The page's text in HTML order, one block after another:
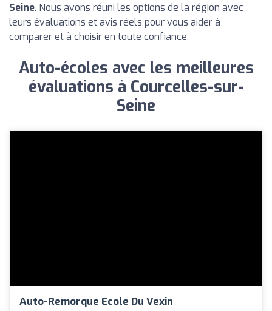
Seine. Nous avons réuni les options de la région avec
leurs évaluations et avis réels pour vous aider à
comparer et à choisir en toute confiance.
Auto-écoles avec les meilleures
évaluations à Courcelles-sur-
Seine
Auto-Remorque Ecole Du Vexin